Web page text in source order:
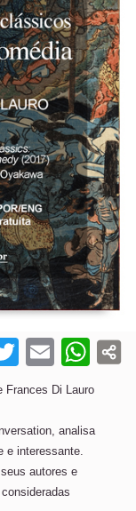
Frances Di Lauro
analisa
e interessante.
autores e
T
w
er
E
m
l
W
h
s